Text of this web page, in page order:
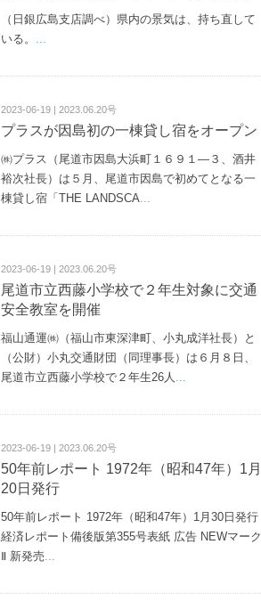
（日銀広島支店調べ）県内の景気は、持ち直して
いる。 ...
2023-06-19 | 2023.06.20号
プラスが因島初の一棟貸し宿をオープン
㈱プラス（尾道市因島大浜町１６９１—３、酒井
裕次社長）は５月、尾道市因島で初めてとなる一
棟貸し宿「THE LANDSCA...
2023-06-19 | 2023.06.20号
尾道市立西藤小学校で２年生対象に交通
安全教室を開催
福山通運㈱（福山市東深津町、小丸成洋社長）と
（公財）小丸交通財団（同理事長）は６月８日、
尾道市立西藤小学校で２年生26人 ...
2023-06-19 | 2023.06.20号
50年前レポート 1972年（昭和47年）1月
20日発行
50年前レポート 1972年（昭和47年）1月30日発行
経済レポート備後版第355号表紙 広告 NEWマーク
Ⅱ 新発売...